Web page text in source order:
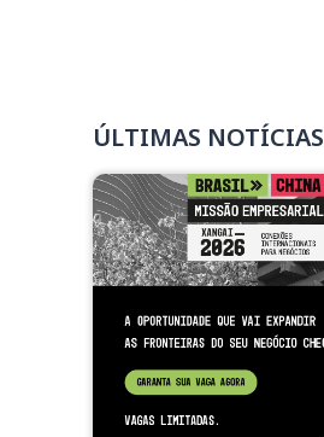
ÚLTIMAS NOTÍCIAS